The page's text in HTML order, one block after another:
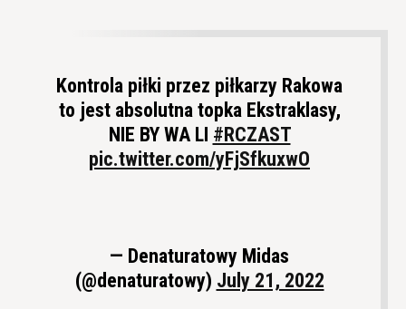
Kontrola piłki przez piłkarzy Rakowa
to jest absolutna topka Ekstraklasy,
NIE BY WA LI #RCZAST
pic.twitter.com/yFjSfkuxwO
— Denaturatowy Midas
(@denaturatowy) July 21, 2022